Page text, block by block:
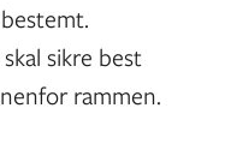
sikre best
rammen.